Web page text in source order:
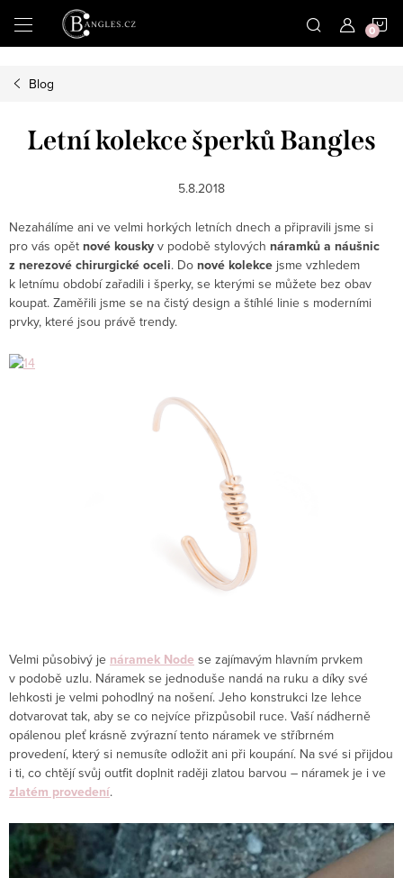
Přejít
na
Blog
Letní kolekce šperků Bangles
5.8.2018
Nezahálíme ani ve velmi horkých letních dnech a připravili jsme si
pro vás opět nové kousky v podobě stylových náramků a náušnic
z nerezové chirurgické oceli. Do nové kolekce jsme vzhledem
k letnímu období zařadili i šperky, se kterými se můžete bez obav
koupat. Zaměřili jsme se na čistý design a štíhlé linie s moderními
prvky, které jsou právě trendy.
Velmi působivý je náramek Node se zajímavým hlavním prvkem
v podobě uzlu. Náramek se jednoduše nandá na ruku a díky své
lehkosti je velmi pohodlný na nošení. Jeho konstrukci lze lehce
dotvarovat tak, aby se co nejvíce přizpůsobil ruce. Vaší nádherně
opálenou pleť krásně zvýrazní tento náramek ve stříbrném
provedení, který si nemusíte odložit ani při koupání. Na své si přijdou
i ti, co chtějí svůj outfit doplnit raději zlatou barvou – náramek je i ve
zlatém provedení.